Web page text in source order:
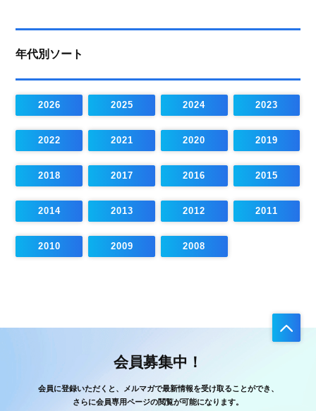
年代別ソート
2026 2025 2024 2023
2022 2021 2020 2019
2018 2017 2016 2015
2014 2013 2012 2011
2010 2009 2008
会員募集中！
会員に登録いただくと、メルマガで最新情報を受け取ることができ、
さらに会員専用ページの閲覧が可能になります。